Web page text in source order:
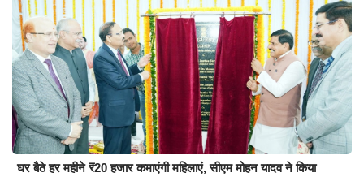
घर बैठे हर महीने ₹20 हजार कमाएंगी महिलाएं, सीएम मोहन यादव ने किया